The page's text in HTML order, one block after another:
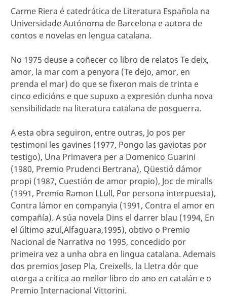
Carme Riera é catedrática de Literatura Española na
Universidade Autónoma de Barcelona e autora de
contos e novelas en lengua catalana.
No 1975 deuse a coñecer co libro de relatos Te deix,
amor, la mar com a penyora (Te dejo, amor, en
prenda el mar) do que se fixeron mais de trinta e
cinco edicións e que supuxo a expresión dunha nova
sensibilidade na literatura catalana de posguerra.
A esta obra seguiron, entre outras, Jo pos per
testimoni les gavines (1977, Pongo las gaviotas por
testigo), Una Primavera per a Domenico Guarini
(1980, Premio Prudenci Bertrana), Qüestió d´amor
propi (1987, Cuestión de amor propio), Joc de miralls
(1991, Premio Ramon LLull, Por persona interpuesta),
Contra l´amor en companyia (1991, Contra el amor en
compañía). A súa novela Dins el darrer blau (1994, En
el último azul,Alfaguara,1995), obtivo o Premio
Nacional de Narrativa no 1995, concedido por
primeira vez a unha obra en lingua catalana. Ademais
dos premios Josep Pla, Creixells, la Lletra d´or que
otorga a crítica ao mellor libro do ano en catalán e o
Premio Internacional Vittorini.